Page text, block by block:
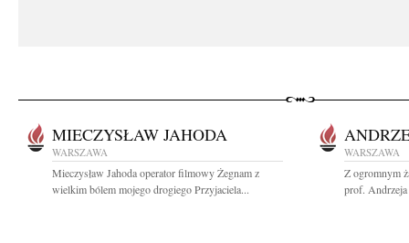
MIECZYSŁAW JAHODA
WARSZAWA
Mieczysław Jahoda operator filmowy Żegnam z
wielkim bólem mojego drogiego Przyjaciela...
WARSZAWA
Z ogromnym
prof. Andrzeja